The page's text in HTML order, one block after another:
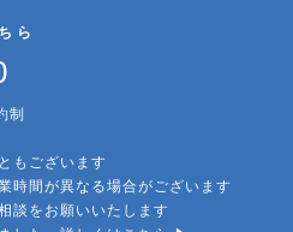
ら
制
もございます
時間が異なる場合がございます
談をお願いいたします